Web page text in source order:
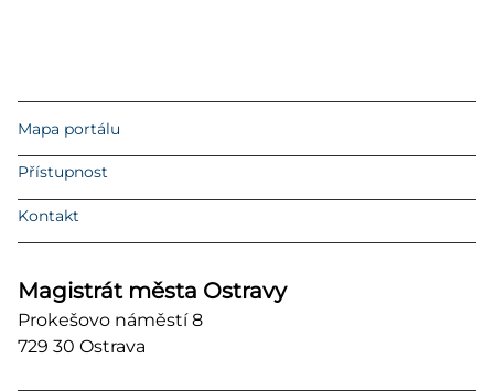
Mapa portálu
Přístupnost
Kontakt
Magistrát města Ostravy
Prokešovo náměstí 8
729 30 Ostrava